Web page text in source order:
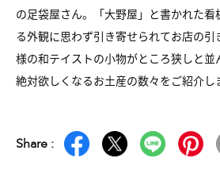
の足袋屋さん。「大野屋」と書かれた
る外観に思わず引き寄せられてお店の引
様の和テイストの小物がところ狭しと並
絶対欲しくなるお土産の数々をご紹介し
Share :